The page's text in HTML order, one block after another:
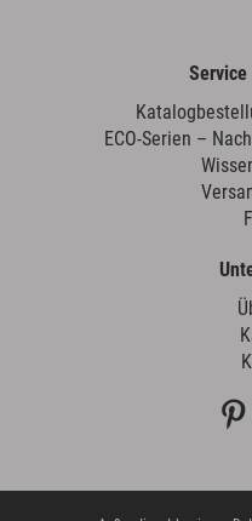
Service
ECO-Serien –